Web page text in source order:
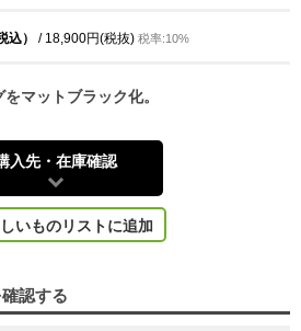
込） / 18,900円(税抜) 税率:10%
マットブラック化。
入先・在庫確認
いものリストに追加
認する